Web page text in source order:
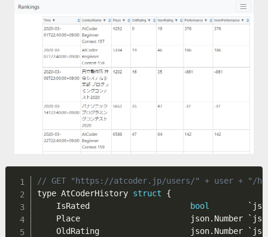
// GET "https://atcoder.jp/users/" + user + "/
type AtCoderHistory struct
{
    IsRated
bool
    Place                       json
. Number
    OldRating                   json
. Number